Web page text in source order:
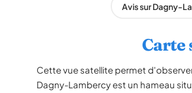
Avis sur Dagny-
Carte
Cette vue satellite permet
Dagny-Lambercy est un hameau